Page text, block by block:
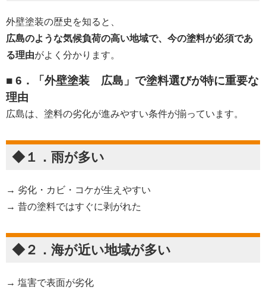
外壁塗装の歴史を知ると、
広島のような気候負荷の高い地域で、今の塗料が必須であ
る理由がよく分かります。
■ 6．「外壁塗装 広島」で塗料選びが特に重要な
理由
広島は、塗料の劣化が進みやすい条件が揃っています。
◆１．雨が多い
→ 劣化・カビ・コケが生えやすい
→ 昔の塗料ではすぐに剥がれた
◆２．海が近い地域が多い
→ 塩害で表面が劣化